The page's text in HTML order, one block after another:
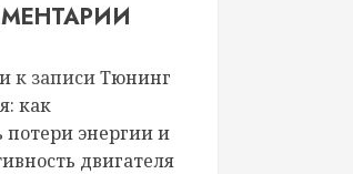
к записиТюнинг
как
энергии и
двигателя